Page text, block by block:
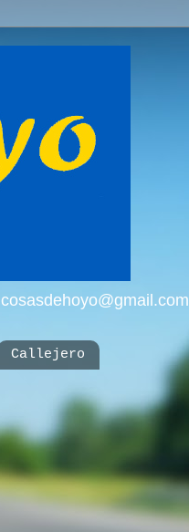
Callejero